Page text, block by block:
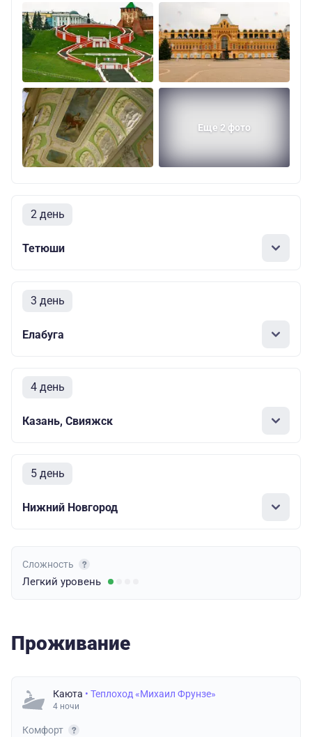
Еще 2 фото
2 день
Тетюши
3 день
Елабуга
4 день
Казань, Свияжск
5 день
Нижний Новгород
Сложность
Легкий уровень
Проживание
Каюта • Теплоход «Михаил Фрунзе»
4 ночи
Комфорт